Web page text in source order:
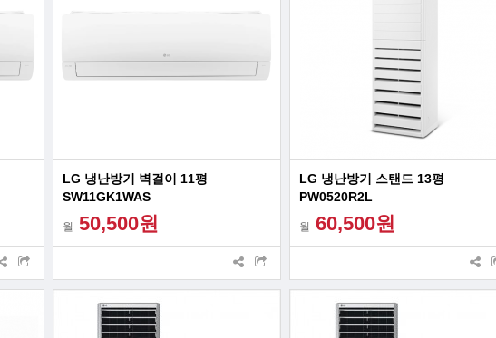
LG 냉난방기 벽걸이 11평
SW11GK1WAS
월 50,500원
LG 냉난방기 스탠드 13평
PW0520R2L
월 60,500원